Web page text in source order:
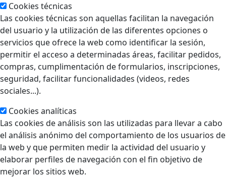
Cookies técnicas
Las cookies técnicas son aquellas facilitan la navegación
del usuario y la utilización de las diferentes opciones o
servicios que ofrece la web como identificar la sesión,
permitir el acceso a determinadas áreas, facilitar pedidos,
compras, cumplimentación de formularios, inscripciones,
seguridad, facilitar funcionalidades (videos, redes
sociales...).
Cookies analíticas
Las cookies de análisis son las utilizadas para llevar a cabo
el análisis anónimo del comportamiento de los usuarios de
la web y que permiten medir la actividad del usuario y
elaborar perfiles de navegación con el fin objetivo de
mejorar los sitios web.